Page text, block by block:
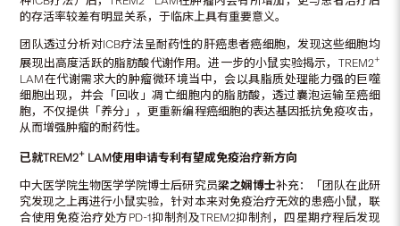
的存活率较差有明显关系，于临床上具有重要意义。
团队透过分析对ICB疗法呈耐药性的肝癌患者癌细胞，发现这些细胞均
展现出高度活跃的脂肪酸代谢作用。进一步的小鼠实验揭示，TREM2+
LAM在代谢需求大的肿瘤微环境当中，会以具脂质处理能力强的巨噬
细胞出现，并会「回收」凋亡细胞内的脂肪酸，透过囊泡运输至癌细
胞，不仅提供「养分」，更重新编程癌细胞的表达基因抵抗免疫攻击，
从而增强肿瘤的耐药性。
已就TREM2+ LAM使用申请专利有望成免疫治疗新方向
中大医学院生物医学学院博士后研究员梁之娴博士补充：「团队在此研
究发现之上再进行小鼠实验，针对本来对免疫治疗无效的患癌小鼠，联
合使用免疫治疗处方PD-1抑制剂及TREM2抑制剂，四星期疗程后发现